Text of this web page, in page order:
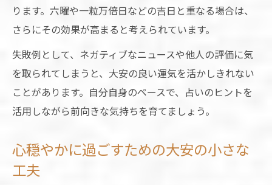
ります。六曜や一粒万倍日などの吉日と重なる場合は、
さらにその効果が高まると考えられています。
失敗例として、ネガティブなニュースや他人の評価に気
を取られてしまうと、大安の良い運気を活かしきれない
ことがあります。自分自身のペースで、占いのヒントを
活用しながら前向きな気持ちを育てましょう。
心穏やかに過ごすための大安の小さな
工夫